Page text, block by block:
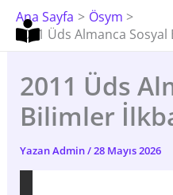
İçeriğe
Atla
Ana Sayfa
Ösym
2011 Üds Almanca
2011 Üds
Bilimler
YazanAdmin/28 Mayıs 2026